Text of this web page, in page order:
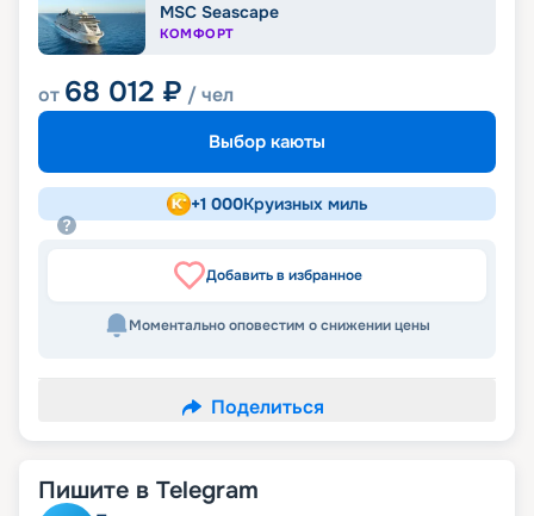
MSC Seascape
КОМФОРТ
от 68 012 ₽ / чел
Выбор каюты
+1 000Круизных миль
Добавить в избранное
Моментально оповестим о снижении цены
Поделиться
Пишите в Telegram